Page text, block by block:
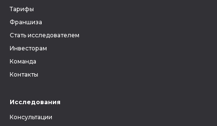
Тарифы
Франшиза
Стать исследователем
Инвесторам
Команда
Контакты
Исследования
Консультации